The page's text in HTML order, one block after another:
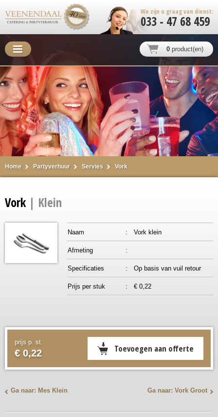
We zijn u graag van dienst:
033 - 47 68 459
0 product(en)
Home Partyverhuur Servies Vork
Vork | Klein
Naam : Vork klein
Afmeting :
Specificaties : Op basis van vuil retour
Prijs per stuk : € 0,22
prijs p. st.
€ 0,22
Ga naar: Mes Klein Ga naar: Vork Groot